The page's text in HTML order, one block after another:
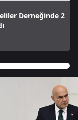
Derneğinde 2